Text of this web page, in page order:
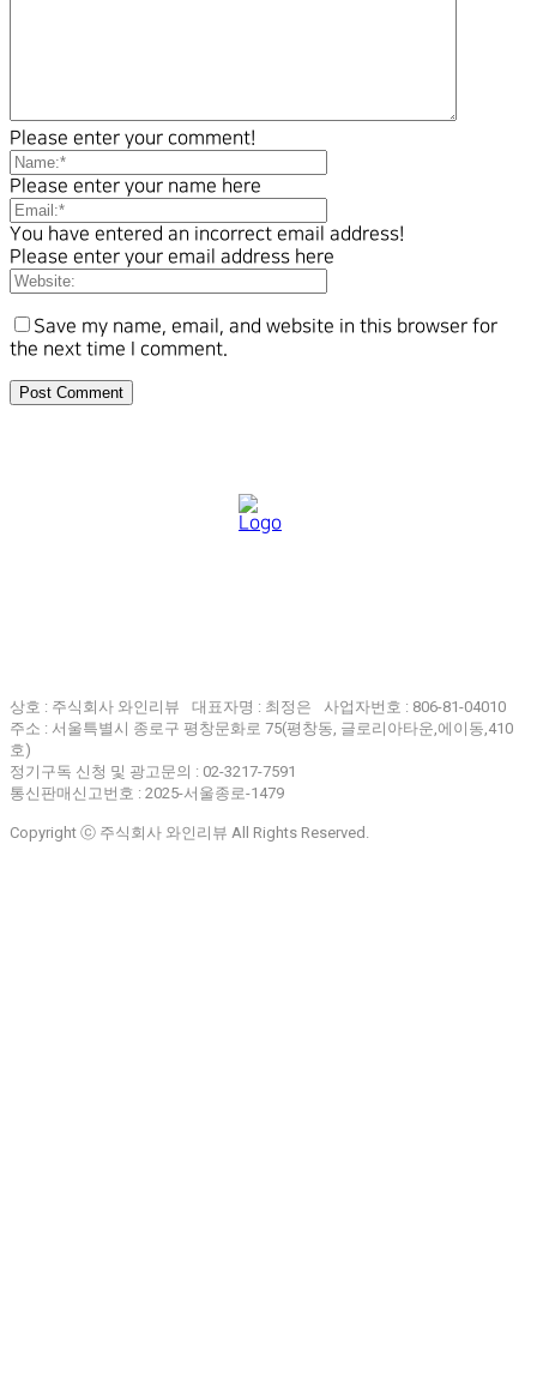
Please enter your comment!
Please enter your name here
You have entered an incorrect email address!
Please enter your email address here
Save my name, email, and website in this browser for
the next time I comment.
상호 : 주식회사 와인리뷰 대표자명 : 최정은
사업자번호 : 806-81-04010
주소 : 서울특별시 종로구 평창문화로 75(평창동, 글로리아타운,에이동,410
호)
정기구독 신청 및 광고문의 : 02-3217-7591
통신판매신고번호 : 2025-서울종로-1479
Copyright ⓒ 주식회사 와인리뷰 All Rights Reserved.